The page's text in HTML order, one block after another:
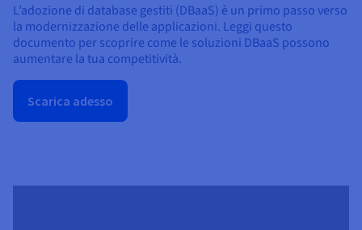
L’adozione di database gestiti (DBaaS) è un primo passo verso
la modernizzazione delle applicazioni. Leggi questo
documento per scoprire come le soluzioni DBaaS possono
aumentare la tua competitività.
Scarica adesso